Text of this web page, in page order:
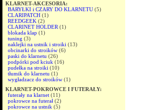
KLARNET-AKCESORIA:
BARYŁKI i CZARY DO KLARNETU (5)
CLARIPATCH (1)
REEDGEEK (2)
CLARINET HOLDER (1)
blokada klap (1)
tuning (3)
naklejki na ustnik i stroiki (13)
obcinarki do stroików (6)
paski do klarnetu (26)
podpórki pod kciuk (16)
pudełka na stroiki (10)
tłumik do klarnetu (1)
wygładzacz do stroików (1)
KLARNET-POKROWCE I FUTERAŁY:
futerały na klarnet (11)
pokrowce na futerał (2)
pokrowce na ustnik (5)